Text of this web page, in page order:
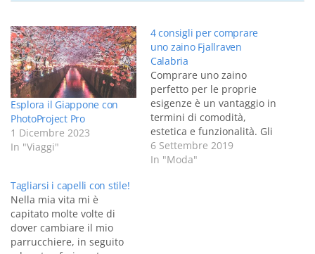
Esplora il Giappone con
PhotoProject Pro
1 Dicembre 2023
In "Viaggi"
4 consigli per comprare
uno zaino Fjallraven
Calabria
Comprare uno zaino
perfetto per le proprie
esigenze è un vantaggio in
termini di comodità,
estetica e funzionalità. Gli
zaini hanno fatto
tendenza in questa
6 Settembre 2019
In "Moda"
Tagliarsi i capelli con stile!
Nella mia vita mi è
capitato molte volte di
dover cambiare il mio
parrucchiere, in seguito